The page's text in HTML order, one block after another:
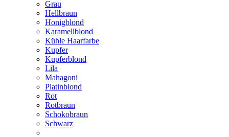
Grau
Hellbraun
Honigblond
Karamellblond
Kühle Haarfarbe
Kupfer
Kupferblond
Lila
Mahagoni
Platinblond
Rot
Rotbraun
Schokobraun
Schwarz